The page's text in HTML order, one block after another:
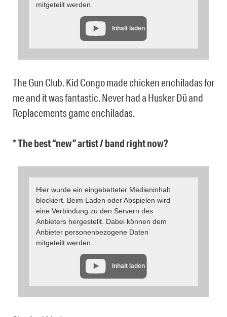
mitgeteilt werden.
Inhalt laden
The Gun Club. Kid Congo made chicken enchiladas for
me and it was fantastic. Never had a Husker Dü and
Replacements game enchiladas.
* The best “new” artist / band right now?
Hier wurde ein eingebetteter Medieninhalt
blockiert. Beim Laden oder Abspielen wird
eine Verbindung zu den Servern des
Anbieters hergestellt. Dabei können dem
Anbieter personenbezogene Daten
mitgeteilt werden.
Inhalt laden